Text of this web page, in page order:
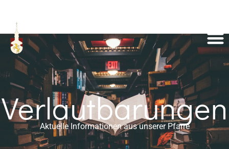
Verlautbarungen
Aktuelle Informationen aus unserer Pfarre